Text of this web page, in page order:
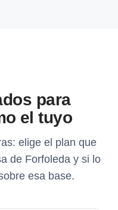
para
el tuyo
elige el plan que
de Forfoleda y si lo
esa base.